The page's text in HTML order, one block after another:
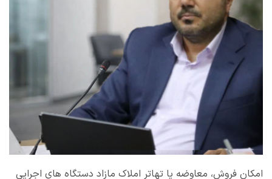
امکان فروش، معاوضه یا تهاتر املاک مازاد دستگاه های اجرایی